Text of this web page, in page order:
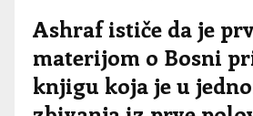
Ashraf ističe da je
materijom o Bosni
knjigu koja je u